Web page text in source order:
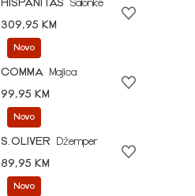
HISPANITAS
Salonke
309,95 KM
Novo
COMMA
Majica
99,95 KM
Novo
S.OLIVER
Džemper
89,95 KM
Novo